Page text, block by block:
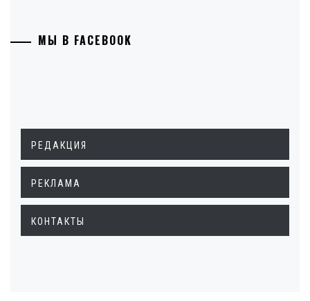
МЫ В FACEBOOK
РЕДАКЦИЯ
РЕКЛАМА
КОНТАКТЫ